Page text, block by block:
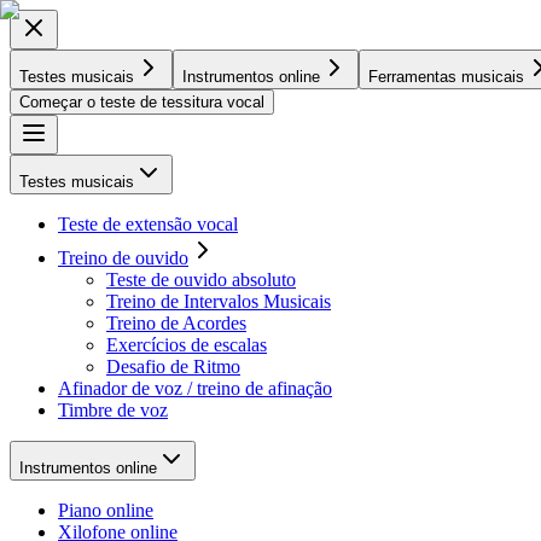
Testes musicais Instrumentos online Ferramentas musicais
Começar o teste de tessitura vocal
Testes musicais
Teste de extensão vocal
Treino de ouvido
Teste de ouvido absoluto
Treino de Intervalos Musicais
Treino de Acordes
Exercícios de escalas
Desafio de Ritmo
Afinador de voz / treino de afinação
Timbre de voz
Instrumentos online
Piano online
Xilofone online